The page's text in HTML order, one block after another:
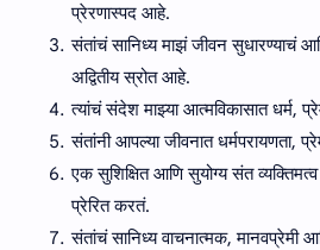
प्रेरणास्पद आहे.
संतांचं सानिध्य माझं जीवन सुधारण्याचं
अद्वितीय स्रोत आहे.
त्यांचं संदेश माझ्या आत्मविकासात
संतांनी आपल्या जीवनात धर्मपरायणता,
एक सुशिक्षित आणि सुयोग्य संत
प्रेरित करतं.
संतांचं सानिध्य वाचनात्मक, मानवप्रेमी